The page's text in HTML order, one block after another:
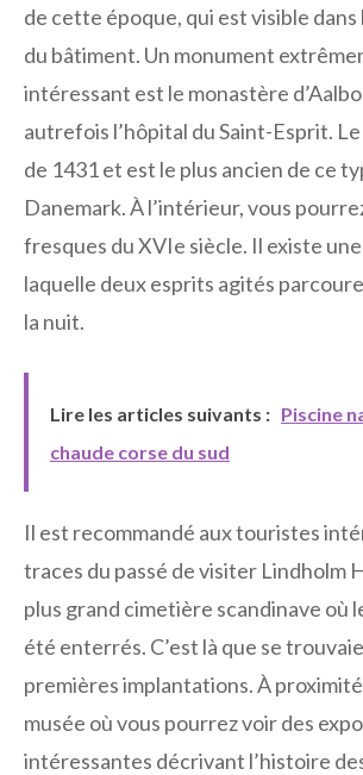
de cette époque, qui est visible
du bâtiment. Un monument
intéressant est le monastère
autrefois l’hôpital du Saint-Esprit.
de 1431 et est le plus ancien de ce
Danemark. À l’intérieur, vous
fresques du XVIe siècle. Il existe
laquelle deux esprits agités
la nuit.
Lire les articles suivants : Piscine
chaude corse du sud
Il est recommandé aux touristes
traces du passé de visiter Lindholm
plus grand cimetière scandinave où
été enterrés. C’est là que se
premières implantations. À
musée où vous pourrez voir des
intéressantes décrivant l’histoire